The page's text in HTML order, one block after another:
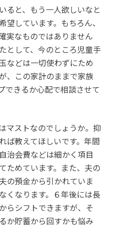
ると、もう一人欲しいなと
望しています。もちろん、
実なものではありません
として、今のところ児童手
などは一切使わずにため
、この家計のままで家族
できるか心配で相談させて
マストなのでしょうか。抑
ば教えてほしいです。年間
治会費などは細かく項目
ためています。また、夫の
の預金から引かれていま
くなります。６年後には長
らシフトできますが、そ
か貯蓄から回すかも悩み